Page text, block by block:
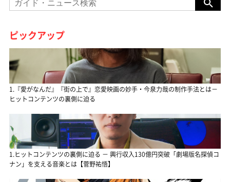
ピックアップ
1.『愛がなんだ』『街の上で』恋愛映画の妙手・今泉力哉の制作手法とは－
ヒットコンテンツの裏側に迫る
1.ヒットコンテンツの裏側に迫る － 興行収入130億円突破「劇場版名探偵コ
ナン」を支える音楽とは【菅野祐悟】